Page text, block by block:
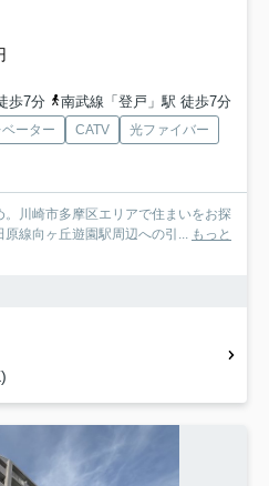
歩7分
南武線「登戸」駅 徒歩7分
ベーター CATV
光ファイバー
川崎市多摩区エリアで住まいをお探
線向ヶ丘遊園駅周辺への引...
もっと